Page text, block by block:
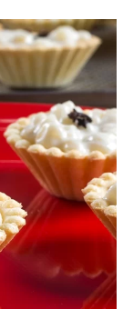
DISTRIBUIDORES E
REPRESENTANTES
AGENDA DE CURSOS